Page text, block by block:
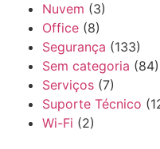
Nuvem (3)
Office (8)
Segurança (133)
Sem categoria (84)
Serviços (7)
Suporte Técnico
Wi-Fi (2)